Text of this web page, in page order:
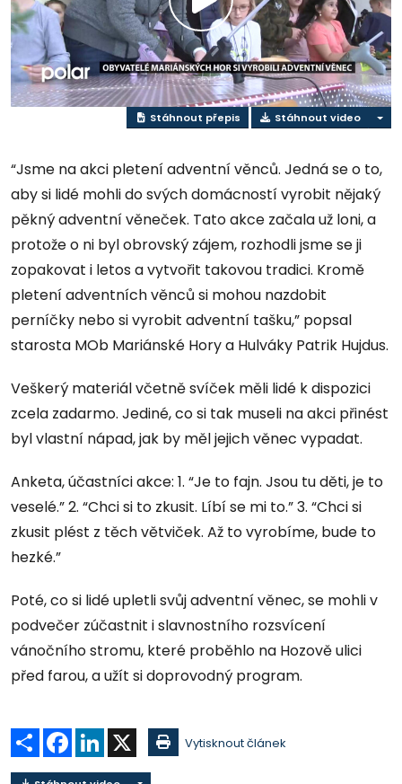
Přehrát
video
Stáhnout přepis Stáhnout video
“Jsme na akci pletení adventní věnců. Jedná se o to,
aby si lidé mohli do svých domácností vyrobit nějaký
pěkný adventní věneček. Tato akce začala už loni, a
protože o ni byl obrovský zájem, rozhodli jsme se ji
zopakovat i letos a vytvořit takovou tradici. Kromě
pletení adventních věnců si mohou nazdobit
perníčky nebo si vyrobit adventní tašku,” popsal
starosta MOb Mariánské Hory a Hulváky Patrik Hujdus.
Veškerý materiál včetně svíček měli lidé k dispozici
zcela zadarmo. Jediné, co si tak museli na akci přinést
byl vlastní nápad, jak by měl jejich věnec vypadat.
Anketa, účastníci akce: 1. “Je to fajn. Jsou tu děti, je to
veselé.” 2. “Chci si to zkusit. Líbí se mi to.” 3. “Chci si
zkusit plést z těch větviček. Až to vyrobíme, bude to
hezké.”
Poté, co si lidé upletli svůj adventní věnec, se mohli v
podvečer zúčastnit i slavnostního rozsvícení
vánočního stromu, které proběhlo na Hozově ulici
před farou, a užít si doprovodný program.
Sdílet Facebook
LinkedIn Vytisknout článek